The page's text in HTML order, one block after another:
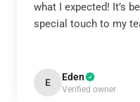
what I expected! It’s
special touch to my
E Eden
Verified owner